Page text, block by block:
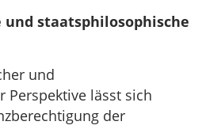
staatsphilosophische
und
Perspektive lässt sich
der